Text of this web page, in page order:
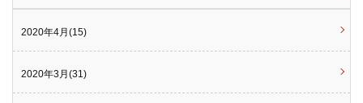
2020年4月(15)
2020年3月(31)